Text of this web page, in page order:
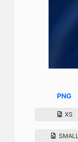
PNG
XS
SMALL